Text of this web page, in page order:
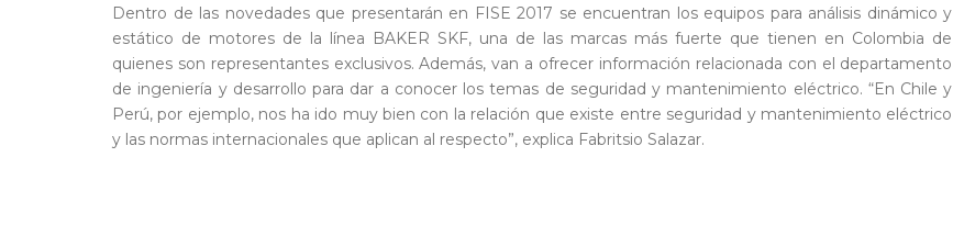
Dentro de las novedades que presentarán en FISE 2017 se encuentran los equipos para análisis dinámico y
estático de motores de la línea BAKER SKF, una de las marcas más fuerte que tienen en Colombia de
quienes son representantes exclusivos. Además, van a ofrecer información relacionada con el departamento
de ingeniería y desarrollo para dar a conocer los temas de seguridad y mantenimiento eléctrico. “En Chile y
Perú, por ejemplo, nos ha ido muy bien con la relación que existe entre seguridad y mantenimiento eléctrico
y las normas internacionales que aplican al respecto”, explica Fabritsio Salazar.